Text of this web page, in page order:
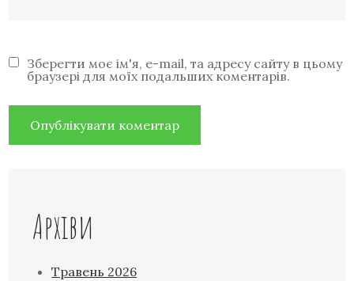
Зберегти моє ім'я, e-mail, та адресу сайту в цьому
браузері для моїх подальших коментарів.
Архіви
Травень 2026